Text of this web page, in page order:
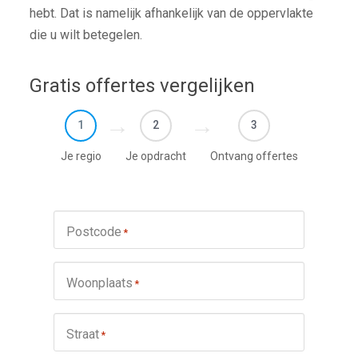
hebt. Dat is namelijk afhankelijk van de oppervlakte
die u wilt betegelen.
Gratis offertes vergelijken
1
Je regio
2
Je opdracht
3
Ontvang offertes
Postcode *
Woonplaats *
Straat*